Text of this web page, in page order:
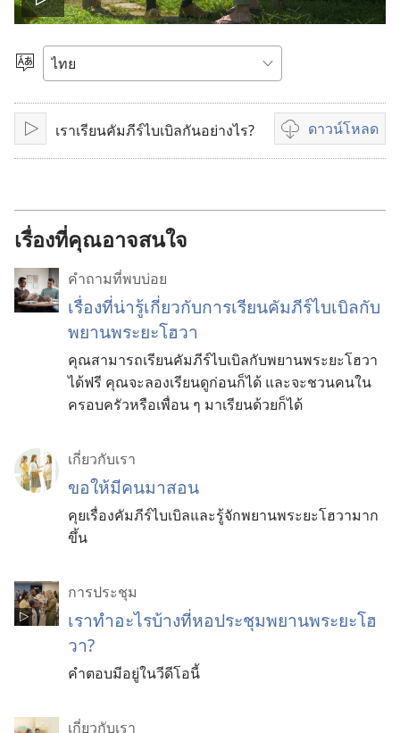
เล่น
วีดีโอ
เลือก
ภาษา
เล่น เราเรียนคัมภีร์ไบเบิลกันอย่างไร? ดาวน์โหลด
ตัว
เลือก
วีดีโอ
เรื่องที่คุณอาจสนใจ
คำถามที่พบบ่อย
เรื่อง​ที่​น่า​รู้​เกี่ยว​กับ​การ​เรียน​คัมภีร์​ไบเบิล​กับ​
พยาน​พระ​ยะโฮวา
คุณ​สามารถ​เรียน​คัมภีร์​ไบเบิล​กับ​พยาน​พระ​ยะโฮวา​
ได้​ฟรี คุณ​จะ​ลอง​เรียน​ดูก่อน​ก็​ได้ และ​จะ​ชวน​คน​ใน​
ครอบครัว​หรือ​เพื่อน ๆ มา​เรียน​ด้วย​ก็​ได้
เกี่ยว​กับ​เรา
ขอ​ให้​มี​คน​มา​สอน
คุย​เรื่อง​คัมภีร์​ไบเบิล​และ​รู้จัก​พยาน​พระ​ยะโฮวา​มาก​
ขึ้น
การประชุม
เรา​ทำ​อะไร​บ้าง​ที่​หอ​ประชุม​พยาน​พระ​ยะโฮ
วา?
คำ​ตอบ​มี​อยู่​ใน​วีดีโอ​นี้
เกี่ยว​กับ​เรา